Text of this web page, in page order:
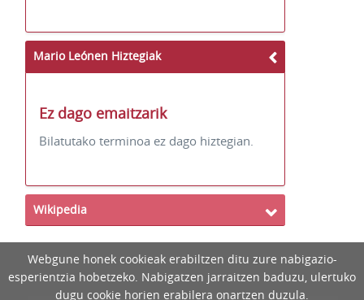
Mario Leónen Hiztegiak
Ez dago emaitzarik
Bilatutako terminoa ez dago hiztegian.
Wikipedia
Webgune honek cookieak erabiltzen ditu zure nabigazio-
esperientzia hobetzeko. Nabigatzen jarraitzen baduzu, ulertuko
dugu cookie horien erabilera onartzen duzula.